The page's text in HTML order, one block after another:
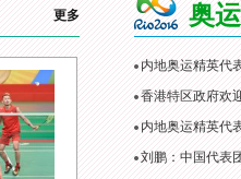
更多 奥
内地奥运精英代
香港特区政府欢
内地奥运精英代
刘鹏：中国代表